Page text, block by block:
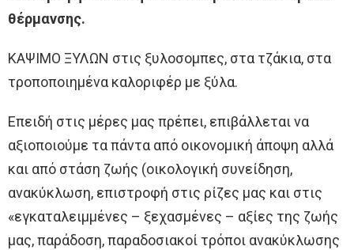
θέρμανσης.
ΚΑΨΙΜΟ ΞΥΛΩΝ στις ξυλοσομπες, στα τζάκια, στα
τροποποιημένα καλοριφέρ με ξύλα.
Επειδή στις μέρες μας πρέπει, επιβάλλεται να
αξιοποιούμε τα πάντα από οικονομική άποψη αλλά
και από στάση ζωής (οικολογική συνείδηση,
ανακύκλωση, επιστροφή στις ρίζες μας και στις
«εγκαταλειμμένες – ξεχασμένες – αξίες της ζωής
μας, παράδοση, παραδοσιακοί τρόποι ανακύκλωσης